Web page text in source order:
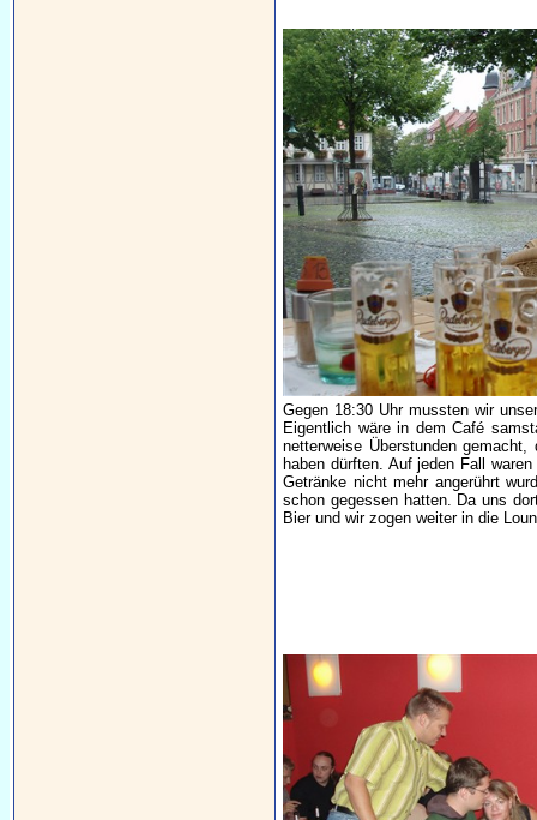
Gegen 18:30 Uhr mussten wir
Eigentlich wäre in dem Café
netterweise Überstunden
haben dürften. Auf jeden Fall
Getränke nicht mehr angerührt
schon gegessen hatten. Da uns
Bier und wir zogen weiter in die